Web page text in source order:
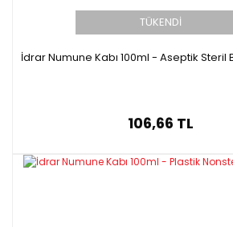
TÜKENDİ
İdrar Numune Kabı 100ml - Aseptik Steril
106,66 TL